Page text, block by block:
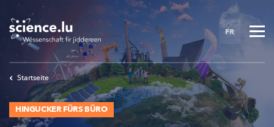
to
main
content
FR
Startseite
HINGUCKER FÜRS BÜRO